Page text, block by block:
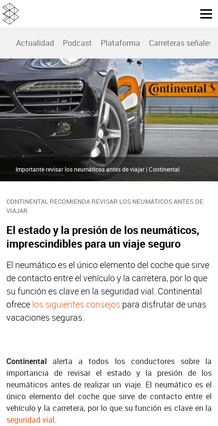
Actualidad Podcast Plataforma Carreteras señales
CONTINENTAL RECOMIENDA REVISAR LOS NEUMÁTICOS ANTES DE
VIAJAR
El estado y la presión de los neumáticos,
imprescindibles para un viaje seguro
El neumático es el único elemento del coche que sirve
de contacto entre el vehículo y la carretera, por lo que
su función es clave en la seguridad vial. Continental
ofrece los siguientes consejos para disfrutar de unas
vacaciones seguras.
Importante revisar los neumáticos antes de viajar | Continental
Continentalalerta a todos los conductores sobre la
importancia de revisar el estado y la presión de los
neumáticos antes de realizar un viaje. El neumático es el
único elemento del coche que sirve de contacto entre el
vehículo y la carretera, por lo que su función es clave en la
seguridad vial.